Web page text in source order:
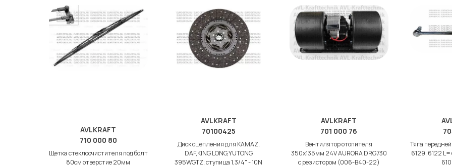
AVLKRAFT
710 000 80
Щетка стеклоочистителя под болт
80см отверстие 20мм
AVLKRAFT
70100425
Диск сцепления для KAMAZ,
DAF,KING LONG,YUTONG
395WGTZ; ступица 1,3/4" - 10N
AVLKRAFT
701 000 76
Вентилятор отопителя
350x135мм 24V AURORA DRG730
с резистором (006-B40-22)
Тяга
6129, 6122